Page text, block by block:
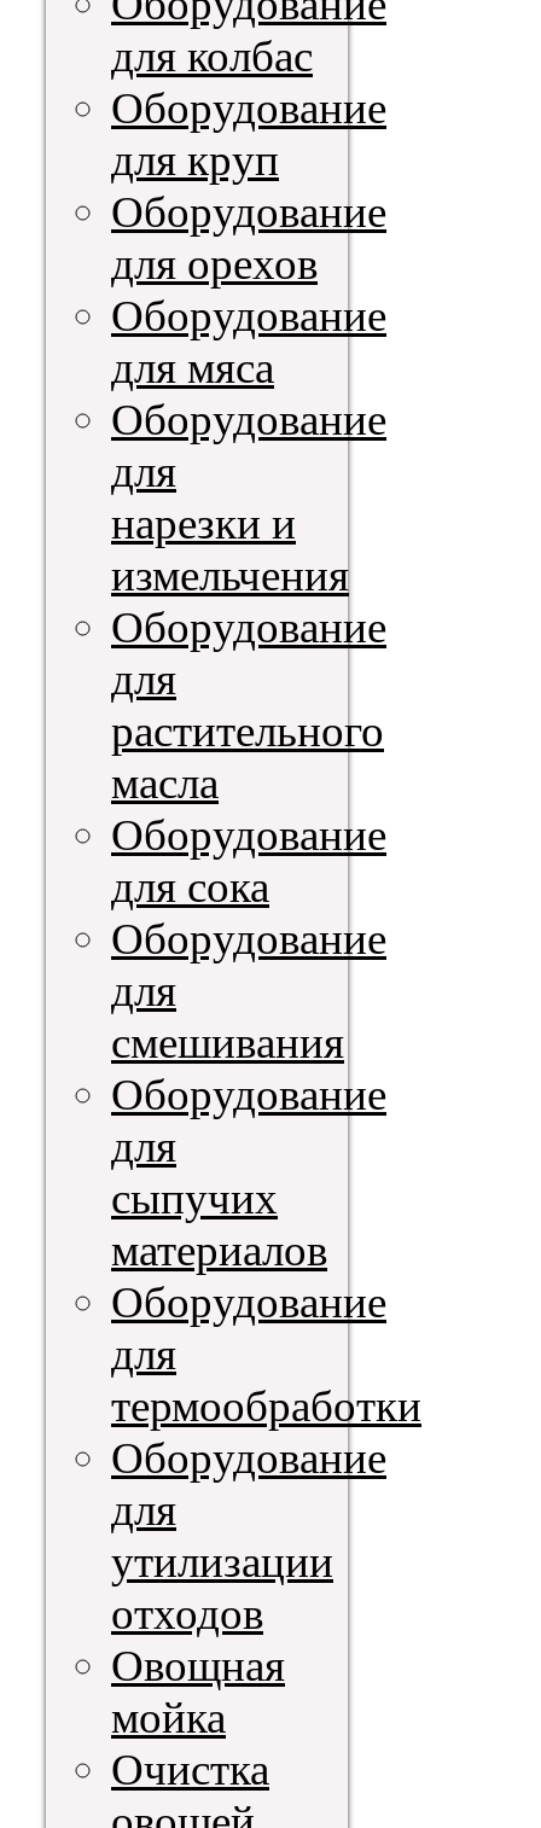
для колбас
Оборудование
для круп
Оборудование
для орехов
Оборудование
для мяса
Оборудование
для
нарезки и
измельчения
Оборудование
для
растительного
масла
Оборудование
для сока
Оборудование
для
смешивания
Оборудование
для
сыпучих
материалов
Оборудование
для
термообработки
Оборудование
для
утилизации
отходов
Овощная
мойка
Очистка